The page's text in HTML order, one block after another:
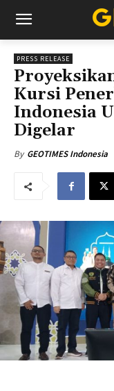
PRESS RELEASE
Kursi
Indonesia
Digelar
By GEOTIMES Indonesia